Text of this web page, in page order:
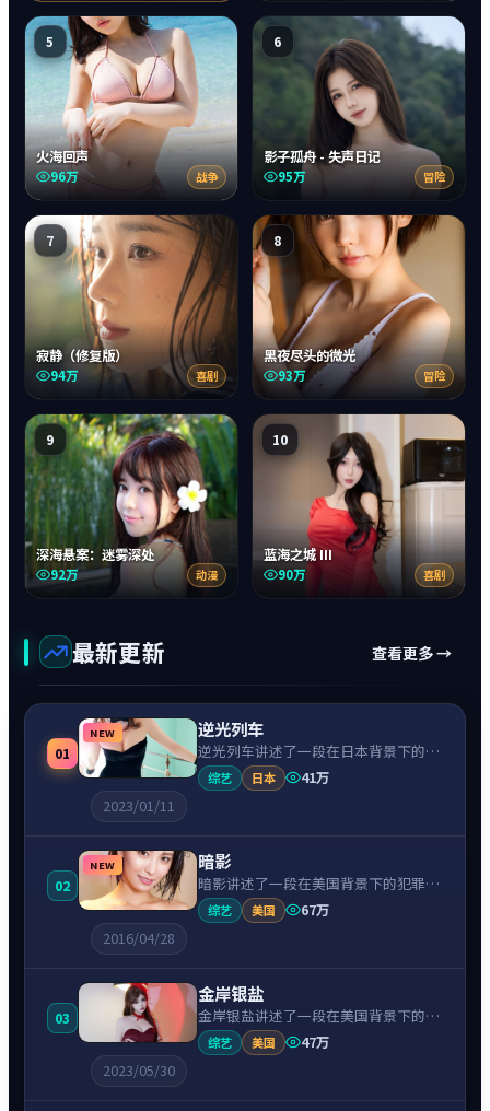
5
火海回声
96万 战争
6
影子孤舟 - 失声日记
95万 冒险
7
寂静（修复版）
94万 喜剧
8
黑夜尽头的微光
93万 冒险
9
深海悬案：迷雾深处
92万 动漫
10
蓝海之城 III
90万 喜剧
最新更新 查看更多 →
01
NEW 逆光列车
逆光列车讲述了一段在日本背景下的喜
剧故事，围绕菅田将晖饰演的主角逐层
展开，人物动机与命运转折相互牵引，
综艺 日本
41万
2023/01/11
02
NEW 暗影
暗影讲述了一段在美国背景下的犯罪故
事，围绕艾玛·斯通饰演的主角逐层展
开，人物动机与命运转折相互牵引，节
综艺 美国
67万
2016/04/28
03
金岸银盐
金岸银盐讲述了一段在美国背景下的犯
罪故事，围绕斯嘉丽·约翰逊饰演的主
角逐层展开，人物动机与命运转折相互
综艺 美国
47万
2023/05/30